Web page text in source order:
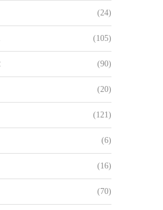
(24)
(105)
(90)
(20)
(121)
(6)
(16)
(70)